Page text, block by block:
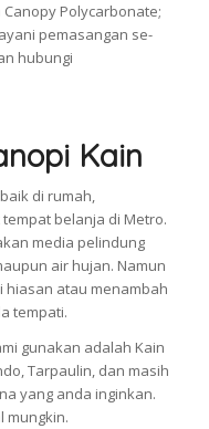
Polycarbonate;
pemasangan se-
hubungi
Kain
di rumah,
belanja di Metro.
media pelindung
air hujan. Namun
hiasan atau menambah
tempati.
gunakan adalah Kain
Tarpaulin, dan masih
yang anda inginkan.
mungkin.